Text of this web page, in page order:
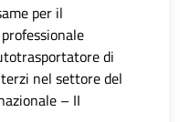
per il
di
nel settore del
– II